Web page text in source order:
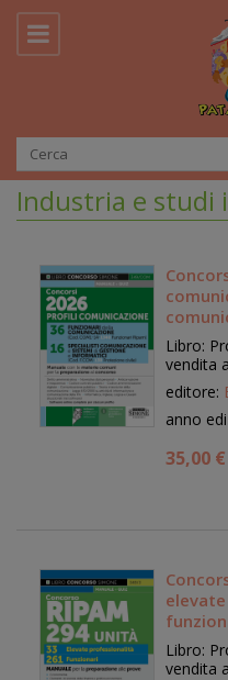
Industria e studi
con le
Libro:
vendita
editore:
anno
35,00 €
Libro:
vendita